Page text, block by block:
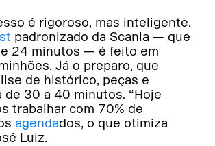
é rigoroso, mas inteligente.
padronizado da Scania — que
24 minutos — é feito em
Já o preparo, que
de histórico, peças e
de 30 a 40 minutos. “Hoje
trabalhar com 70% de
agendados, o que otimiza
Luiz.